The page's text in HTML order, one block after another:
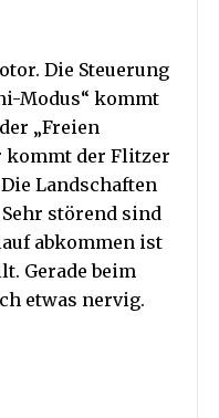
Die Steuerung
Modus“ kommt
„Freien
kommt der Flitzer
Landschaften
störend sind
abkommen ist
Gerade beim
etwas nervig.